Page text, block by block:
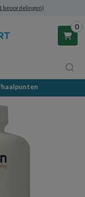
beoordelingen)
0
leeg.